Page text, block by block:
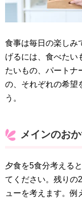
食事は毎日の楽しみ
げるには、食べたい
たいもの、パートナ
の、それぞれの希望
う。
メインのお
夕食を5食分考える
てください。残りの
ューを考えます。例